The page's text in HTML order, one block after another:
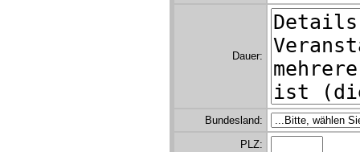
Dauer:
Bundesland:
PLZ: